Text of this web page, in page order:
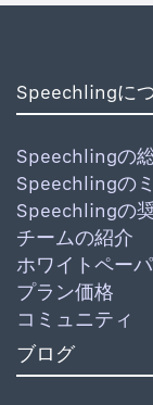
Speechlingに
Speechlingの
Speechlingの
Speechlingの
チームの紹介
ホワイトペー
プラン価格
コミュニティ
ブログ